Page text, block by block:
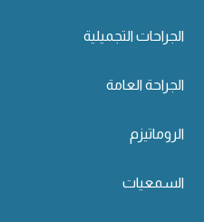
الجراحات التجميلية
الجراحة العامة
الروماتيزم
السمعيات